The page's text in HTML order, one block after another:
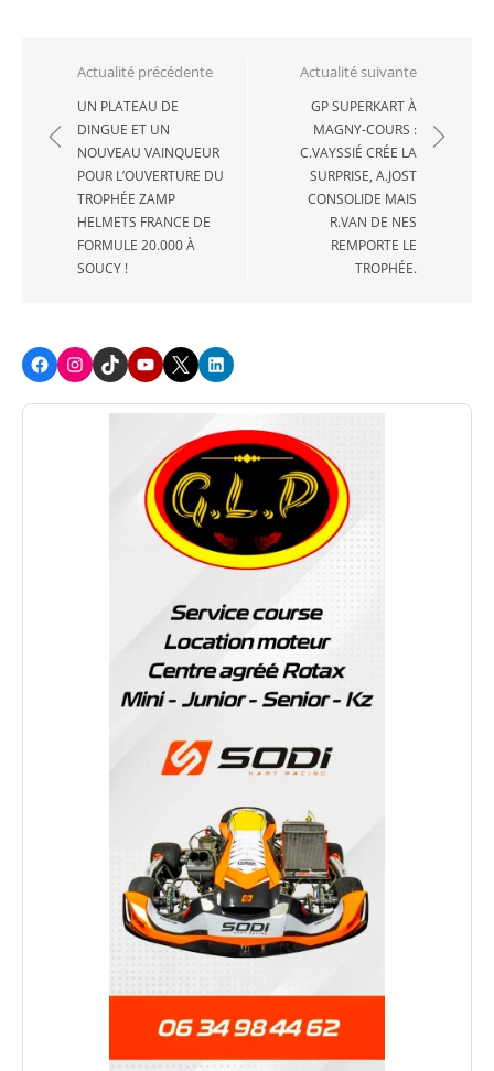
Navigation
l’article
Actualité précédente
UN PLATEAU DE
DINGUE ET UN
NOUVEAU VAINQUEUR
POUR L’OUVERTURE DU
TROPHÉE ZAMP
HELMETS FRANCE DE
FORMULE 20.000 À
SOUCY !
Actualité suivante
GP SUPERKART À
MAGNY-COURS :
C.VAYSSIÉ CRÉE LA
SURPRISE, A.JOST
CONSOLIDE MAIS
R.VAN DE NES
REMPORTE LE
TROPHÉE.
FacebookInstagram
TikTokYoutube
X LinkedIn